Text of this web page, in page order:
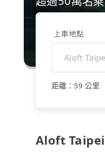
上車地點
距離 ： 59 公里
Aloft